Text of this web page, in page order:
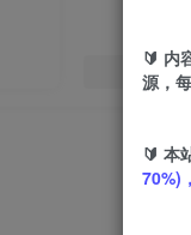
🔰 内
源，
🔰 本
70%)，